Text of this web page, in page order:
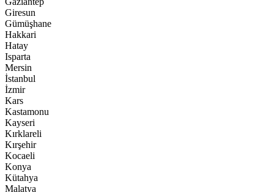
Giresun
Gümüşhane
Hakkari
Hatay
Isparta
Mersin
İstanbul
İzmir
Kars
Kastamonu
Kayseri
Kırklareli
Kırşehir
Kocaeli
Konya
Kütahya
Malatya